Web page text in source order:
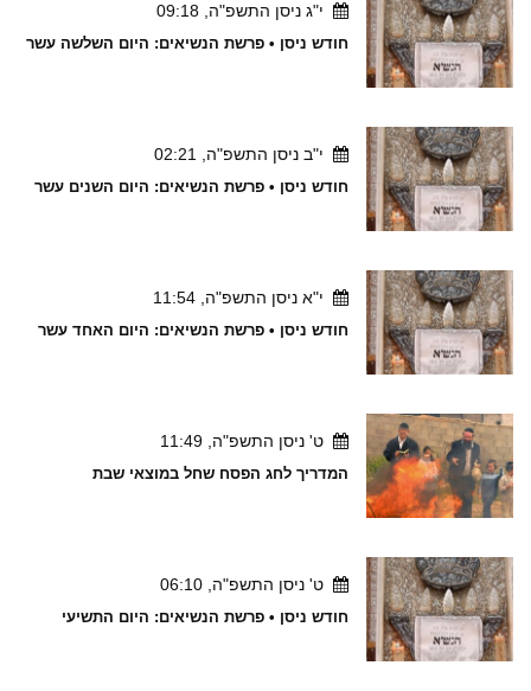
י"ג ניסן התשפ"ה, 09:18
חודש ניסן • פרשת הנשיאים: היום השלשה עשר
י"ב ניסן התשפ"ה, 02:21
חודש ניסן • פרשת הנשיאים: היום השנים עשר
י"א ניסן התשפ"ה, 11:54
חודש ניסן • פרשת הנשיאים: היום האחד עשר
ט' ניסן התשפ"ה, 11:49
המדריך לחג הפסח שחל במוצאי שבת
ט' ניסן התשפ"ה, 06:10
חודש ניסן • פרשת הנשיאים: היום התשיעי